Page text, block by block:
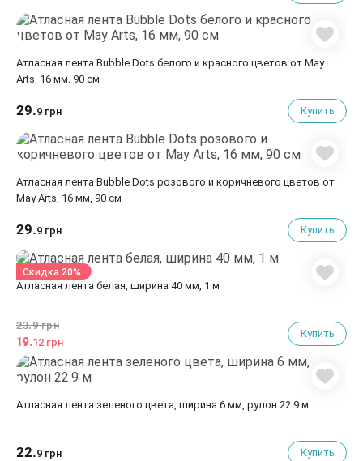
Атласная лента Bubble Dots белого и красного цветов от May
Arts, 16 мм, 90 cм
29.9 грн Купить
Атласная лента Bubble Dots розового и коричневого цветов от
May Arts, 16 мм, 90 cм
29.9 грн Купить
Атласная лента белая, ширина 40 мм, 1 м
23.9 грн
19.12 грн
Купить
Скидка 20%
Атласная лента зеленого цвета, ширина 6 мм, рулон 22.9 м
22.9 грн Купить